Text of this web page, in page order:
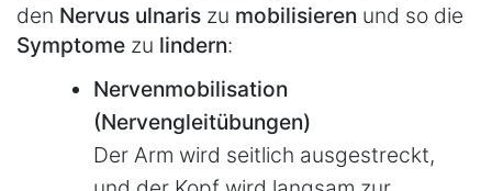
den Nervus ulnaris zu mobilisieren und so die
Symptome zu lindern:
Nervenmobilisation
(Nervengleitübungen)
Der Arm wird seitlich ausgestreckt,